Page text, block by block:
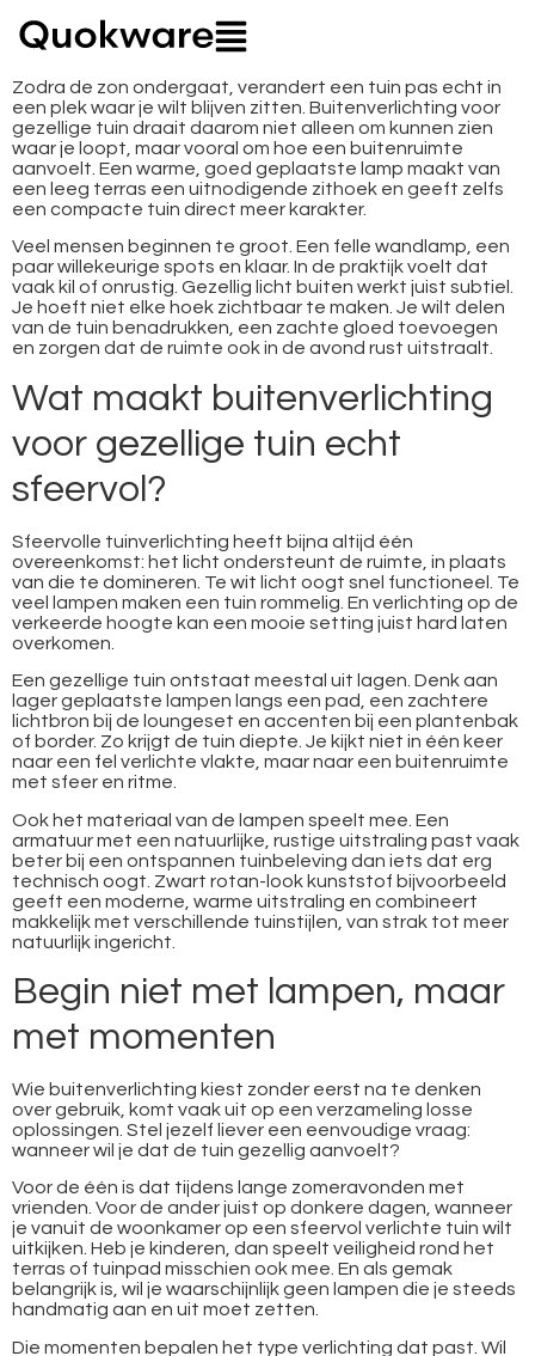
Zodra de zon ondergaat, verandert een tuin pas echt in
een plek waar je wilt blijven zitten. Buitenverlichting voor
gezellige tuin draait daarom niet alleen om kunnen zien
waar je loopt, maar vooral om hoe een buitenruimte
aanvoelt. Een warme, goed geplaatste lamp maakt van
een leeg terras een uitnodigende zithoek en geeft zelfs
een compacte tuin direct meer karakter.
Veel mensen beginnen te groot. Een felle wandlamp, een
paar willekeurige spots en klaar. In de praktijk voelt dat
vaak kil of onrustig. Gezellig licht buiten werkt juist subtiel.
Je hoeft niet elke hoek zichtbaar te maken. Je wilt delen
van de tuin benadrukken, een zachte gloed toevoegen
en zorgen dat de ruimte ook in de avond rust uitstraalt.
Wat maakt buitenverlichting
voor gezellige tuin echt
sfeervol?
Sfeervolle tuinverlichting heeft bijna altijd één
overeenkomst: het licht ondersteunt de ruimte, in plaats
van die te domineren. Te wit licht oogt snel functioneel. Te
veel lampen maken een tuin rommelig. En verlichting op de
verkeerde hoogte kan een mooie setting juist hard laten
overkomen.
Een gezellige tuin ontstaat meestal uit lagen. Denk aan
lager geplaatste lampen langs een pad, een zachtere
lichtbron bij de loungeset en accenten bij een plantenbak
of border. Zo krijgt de tuin diepte. Je kijkt niet in één keer
naar een fel verlichte vlakte, maar naar een buitenruimte
met sfeer en ritme.
Ook het materiaal van de lampen speelt mee. Een
armatuur met een natuurlijke, rustige uitstraling past vaak
beter bij een ontspannen tuinbeleving dan iets dat erg
technisch oogt. Zwart rotan-look kunststof bijvoorbeeld
geeft een moderne, warme uitstraling en combineert
makkelijk met verschillende tuinstijlen, van strak tot meer
natuurlijk ingericht.
Begin niet met lampen, maar
met momenten
Wie buitenverlichting kiest zonder eerst na te denken
over gebruik, komt vaak uit op een verzameling losse
oplossingen. Stel jezelf liever een eenvoudige vraag:
wanneer wil je dat de tuin gezellig aanvoelt?
Voor de één is dat tijdens lange zomeravonden met
vrienden. Voor de ander juist op donkere dagen, wanneer
je vanuit de woonkamer op een sfeervol verlichte tuin wilt
uitkijken. Heb je kinderen, dan speelt veiligheid rond het
terras of tuinpad misschien ook mee. En als gemak
belangrijk is, wil je waarschijnlijk geen lampen die je steeds
handmatig aan en uit moet zetten.
Die momenten bepalen het type verlichting dat past. Wil